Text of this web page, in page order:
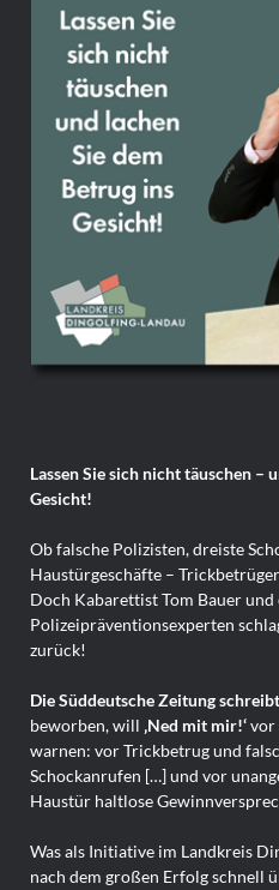
Lassen Sie sich nicht täuschen –
Gesicht!
Ob falsche Polizisten, dreiste
Haustürgeschäfte –
Doch Kabarettist Tom Bauer und
Polizeipräventionsexperten
zurück!
Die Süddeutsche Zeitung
beworben, will ‚Ned mit mir!‘vor
warnen: vor Trickbetrug und
Schockanrufen […] und vor
Haustür haltlose
Was als Initiative im Landkreis
nach dem großen Erfolg schnell